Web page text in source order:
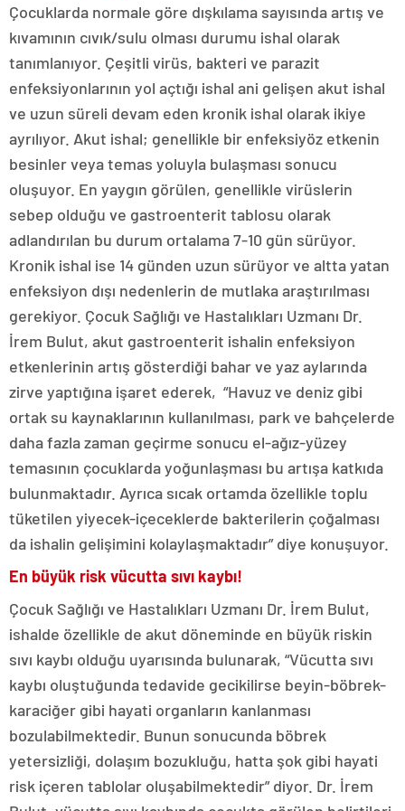
Çocuklarda normale göre dışkılama sayısında artış ve
kıvamının cıvık/sulu olması durumu ishal olarak
tanımlanıyor. Çeşitli virüs, bakteri ve parazit
enfeksiyonlarının yol açtığı ishal ani gelişen akut ishal
ve uzun süreli devam eden kronik ishal olarak ikiye
ayrılıyor. Akut ishal; genellikle bir enfeksiyöz etkenin
besinler veya temas yoluyla bulaşması sonucu
oluşuyor. En yaygın görülen, genellikle virüslerin
sebep olduğu ve gastroenterit tablosu olarak
adlandırılan bu durum ortalama 7-10 gün sürüyor.
Kronik ishal ise 14 günden uzun sürüyor ve altta yatan
enfeksiyon dışı nedenlerin de mutlaka araştırılması
gerekiyor. Çocuk Sağlığı ve Hastalıkları Uzmanı Dr.
İrem Bulut, akut gastroenterit ishalin enfeksiyon
etkenlerinin artış gösterdiği bahar ve yaz aylarında
zirve yaptığına işaret ederek, “Havuz ve deniz gibi
ortak su kaynaklarının kullanılması, park ve bahçelerde
daha fazla zaman geçirme sonucu el-ağız-yüzey
temasının çocuklarda yoğunlaşması bu artışa katkıda
bulunmaktadır. Ayrıca sıcak ortamda özellikle toplu
tüketilen yiyecek-içeceklerde bakterilerin çoğalması
da ishalin gelişimini kolaylaşmaktadır” diye konuşuyor.
En büyük risk vücutta sıvı kaybı!
Çocuk Sağlığı ve Hastalıkları Uzmanı Dr. İrem Bulut,
ishalde özellikle de akut döneminde en büyük riskin
sıvı kaybı olduğu uyarısında bulunarak, “Vücutta sıvı
kaybı oluştuğunda tedavide gecikilirse beyin-böbrek-
karaciğer gibi hayati organların kanlanması
bozulabilmektedir. Bunun sonucunda böbrek
yetersizliği, dolaşım bozukluğu, hatta şok gibi hayati
risk içeren tablolar oluşabilmektedir” diyor. Dr. İrem